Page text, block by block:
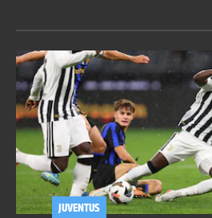
JUVENTUS